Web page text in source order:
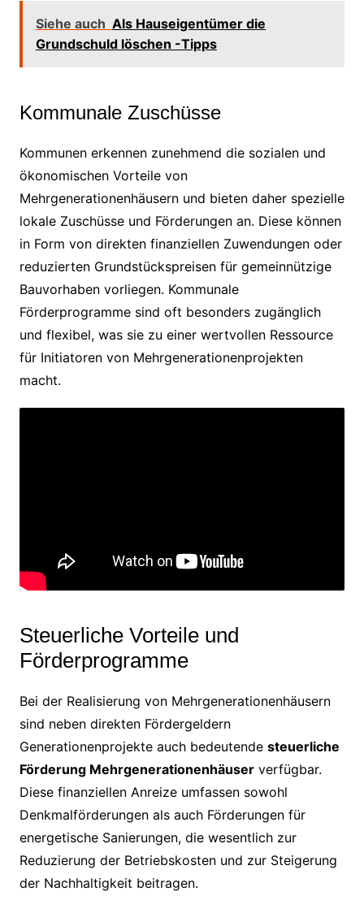
Siehe auch Als Hauseigentümer die
Grundschuld löschen -Tipps
Kommunale Zuschüsse
Kommunen erkennen zunehmend die sozialen und
ökonomischen Vorteile von
Mehrgenerationenhäusern und bieten daher spezielle
lokale Zuschüsse und Förderungen an. Diese können
in Form von direkten finanziellen Zuwendungen oder
reduzierten Grundstückspreisen für gemeinnützige
Bauvorhaben vorliegen. Kommunale
Förderprogramme sind oft besonders zugänglich
und flexibel, was sie zu einer wertvollen Ressource
für Initiatoren von Mehrgenerationenprojekten
macht.
Steuerliche Vorteile und
Förderprogramme
Bei der Realisierung von Mehrgenerationenhäusern
sind neben direkten Fördergeldern
Generationenprojekte auch bedeutende steuerliche
Förderung Mehrgenerationenhäuserverfügbar.
Diese finanziellen Anreize umfassen sowohl
Denkmalförderungen als auch Förderungen für
energetische Sanierungen, die wesentlich zur
Reduzierung der Betriebskosten und zur Steigerung
der Nachhaltigkeit beitragen.